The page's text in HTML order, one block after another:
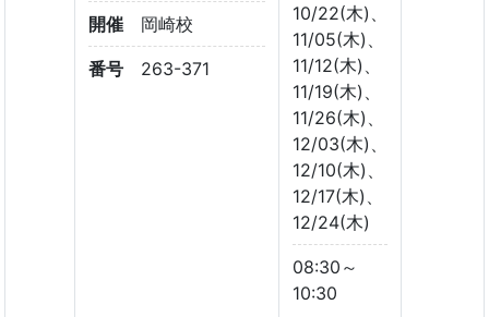
開催 岡崎校
番号 263-371
10/22(木)、
11/05(木)、
11/12(木)、
11/19(木)、
11/26(木)、
12/03(木)、
12/10(木)、
12/17(木)、
12/24(木)
08:30～
10:30